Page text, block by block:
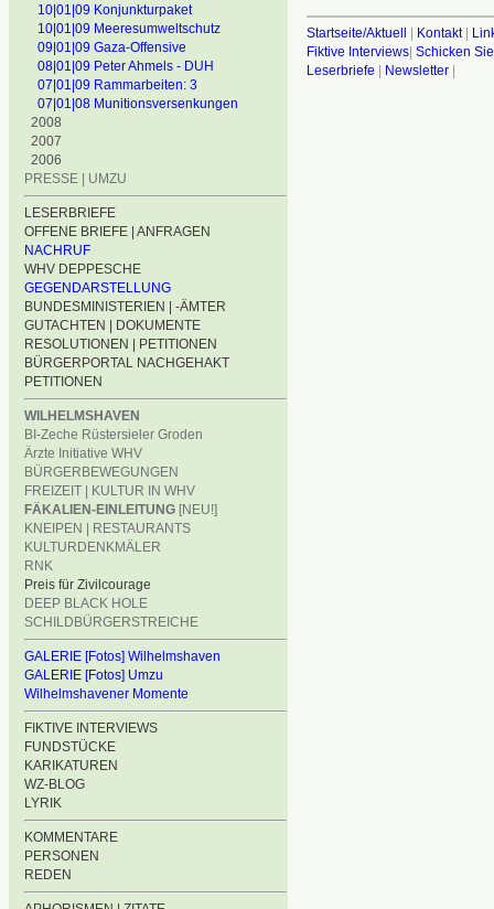
10|01|09 Konjunkturpaket
10|01|09 Meeresumweltschutz
09|01|09 Gaza-Offensive
08|01|09 Peter Ahmels - DUH
07|01|09 Rammarbeiten: 3
07|01|08 Munitionsversenkungen
2008
2007
2006
PRESSE | UMZU
LESERBRIEFE
OFFENE BRIEFE | ANFRAGEN
NACHRUF
WHV DEPPESCHE
GEGENDARSTELLUNG
BUNDESMINISTERIEN | -ÄMTER
GUTACHTEN | DOKUMENTE
RESOLUTIONEN | PETITIONEN
BÜRGERPORTAL NACHGEHAKT
PETITIONEN
WILHELMSHAVEN
BI-Zeche Rüstersieler Groden
Ärzte Initiative WHV
BÜRGERBEWEGUNGEN
FREIZEIT | KULTUR IN WHV
FÄKALIEN-EINLEITUNG [NEU!]
KNEIPEN | RESTAURANTS
KULTURDENKMÄLER
RNK
Preis für Zivilcourage
DEEP BLACK HOLE
SCHILDBÜRGERSTREICHE
GALERIE [Fotos] Wilhelmshaven
GALERIE [Fotos] Umzu
Wilhelmshavener Momente
FIKTIVE INTERVIEWS
FUNDSTÜCKE
KARIKATUREN
WZ-BLOG
LYRIK
KOMMENTARE
PERSONEN
REDEN
Startseite/Aktuell | Kontakt|
Fiktive Interviews| Schicken
Leserbriefe | Newsletter|